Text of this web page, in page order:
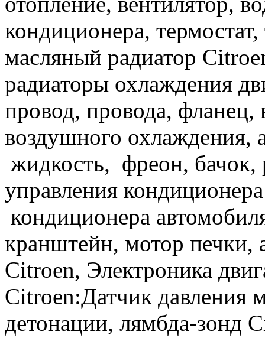
кондиционера,
масляный радиатор
радиаторы охлаждения
провод, провода, фланец,
воздушного
жидкость, фреон, бачок,
управления
кондиционера
кранштейн, мотор печки,
Citroen, Электроника
Citroen:Датчик давления
детонации, лямбда-зонд